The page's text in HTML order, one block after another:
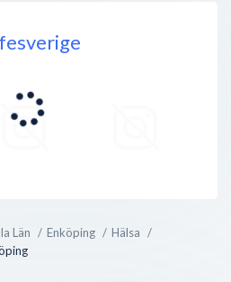
Län Enköping
Hälsa